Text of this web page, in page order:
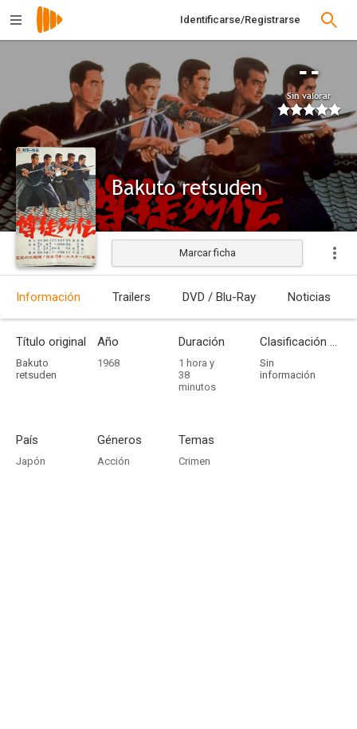
Identificarse/Registrarse
--
Sin valorar
Bakuto retsuden
Marcar ficha
Información Trailers DVD / Blu-Ray Noticias
Título original
Bakuto
retsuden
Año
1968
Duración
1 hora y
38
minutos
Clasificación por edades
Sin
información
País
Japón
Géneros
Acción
Temas
Crimen